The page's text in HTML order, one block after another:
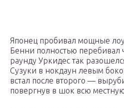
Японец пробивал мощные
Бенни полностью перебивал
раунду Уркидес так
Сузуки в нокдаун левым
встал после второго —
повергнув в шок всю